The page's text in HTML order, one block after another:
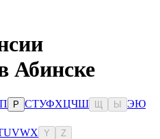
Абинске
П Р СТУФХЦЧШ Ы ЭЮ
UVWX Y Z